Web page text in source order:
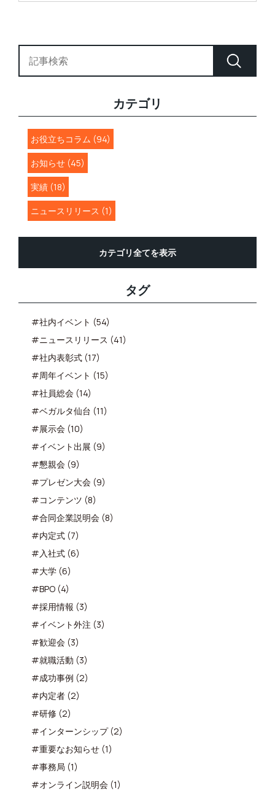
カテゴリ
お役立ちコラム (94)
お知らせ (45)
実績 (18)
ニュースリリース (1)
カテゴリ全てを表示
タグ
#社内イベント (54)
#ニュースリリース (41)
#社内表彰式 (17)
#周年イベント (15)
#社員総会 (14)
#ベガルタ仙台 (11)
#展示会 (10)
#イベント出展 (9)
#懇親会 (9)
#プレゼン大会 (9)
#コンテンツ (8)
#合同企業説明会 (8)
#内定式 (7)
#入社式 (6)
#大学 (6)
#BPO (4)
#採用情報 (3)
#イベント外注 (3)
#歓迎会 (3)
#就職活動 (3)
#成功事例 (2)
#内定者 (2)
#研修 (2)
#インターンシップ (2)
#重要なお知らせ (1)
#事務局 (1)
#オンライン説明会 (1)